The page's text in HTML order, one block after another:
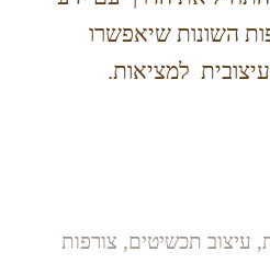
השונות שיאפשרו
למציאות.
, עיצוב תכשיטים, צורפות